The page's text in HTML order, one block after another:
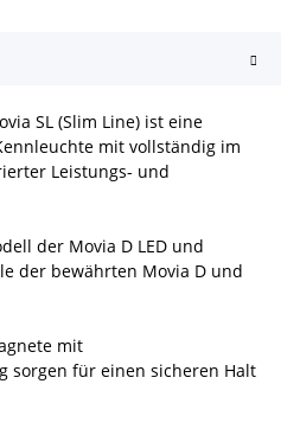
SL (Slim Line) ist eine
mit vollständig im
Leistungs- und
der Movia D LED und
der bewährten Movia D und
mit
sorgen für einen sicheren Halt